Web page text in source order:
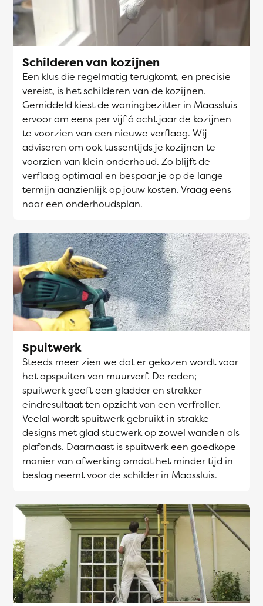
Schilderen van kozijnen
Een klus die regelmatig terugkomt, en precisie
vereist, is het schilderen van de kozijnen.
Gemiddeld kiest de woningbezitter in Maassluis
ervoor om eens per vijf á acht jaar de kozijnen
te voorzien van een nieuwe verflaag. Wij
adviseren om ook tussentijds je kozijnen te
voorzien van klein onderhoud. Zo blijft de
verflaag optimaal en bespaar je op de lange
termijn aanzienlijk op jouw kosten. Vraag eens
naar een onderhoudsplan.
Spuitwerk
Steeds meer zien we dat er gekozen wordt voor
het opspuiten van muurverf. De reden;
spuitwerk geeft een gladder en strakker
eindresultaat ten opzicht van een verfroller.
Veelal wordt spuitwerk gebruikt in strakke
designs met glad stucwerk op zowel wanden als
plafonds. Daarnaast is spuitwerk een goedkope
manier van afwerking omdat het minder tijd in
beslag neemt voor de schilder in Maassluis.